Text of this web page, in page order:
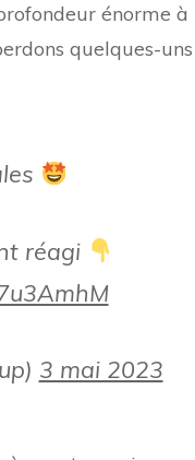
énorme à
quelques-uns
réagi
3 mai 2023